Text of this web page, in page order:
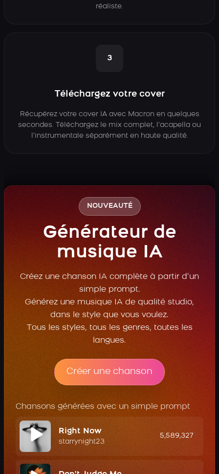
réaliste.
3
Téléchargez votre cover
Récupérez votre cover IA avec Macron en quelques
secondes. Téléchargez le mix complet, l’acapella ou
l’instrumentale séparément en haute qualité.
NOUVEAUTÉ
Générateur de
musique IA
Créez une chanson IA complète à partir d’un
simple prompt.
Générez une musique IA de qualité studio,
dans le style que vous voulez.
Tous les styles, tous les genres, toutes les
langues.
Créer une chanson
Chansons générées avec un simple prompt
Right Now
starrynight23
5,589,327